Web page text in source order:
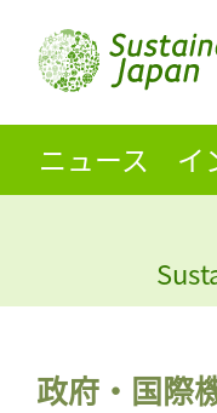
ニュース イ
政府・国際